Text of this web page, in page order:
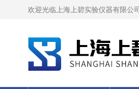
欢迎光临上海上碧实验仪器有限公